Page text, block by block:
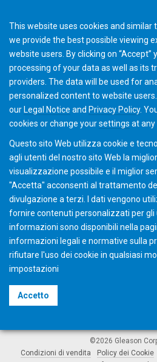
Quando le cose si
Siamo dalla tua parte – con consigli e
per una fantastica esperienza in qualità di
©2026 Gleason
Condizioni di vendita
Policy dei Cookie
This website uses cookies and
we provide the best possible viewing
website users. By clicking on “Accept”
processing of your data as well as its
providers. The data will be used for
personalized content to website
our Legal Notice and Privacy Policy.
cookies or change yoursettings at any
Questo sito Web utilizza cookie e
agli utenti del nostro sito Web la
visualizzazione possibile e il miglior
"Accetta" acconsenti al ​​trattamento
divulgazione a terzi. I dati vengono
fornire contenuti personalizzati per gli
informazioni sono disponibili nella
informazioni legali e normative sulla
rifiutare l'uso dei cookie in qualsiasi
impostazioni
Accetto